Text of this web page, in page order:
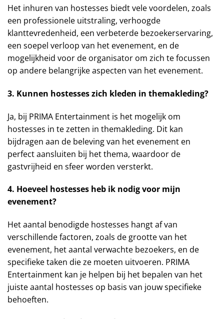
Het inhuren van hostesses biedt vele voordelen, zoals
een professionele uitstraling, verhoogde
klanttevredenheid, een verbeterde bezoekerservaring,
een soepel verloop van het evenement, en de
mogelijkheid voor de organisator om zich te focussen
op andere belangrijke aspecten van het evenement.
3. Kunnen hostesses zich kleden in themakleding?
Ja, bij PRIMA Entertainment is het mogelijk om
hostesses in te zetten in themakleding. Dit kan
bijdragen aan de beleving van het evenement en
perfect aansluiten bij het thema, waardoor de
gastvrijheid en sfeer worden versterkt.
4. Hoeveel hostesses heb ik nodig voor mijn
evenement?
Het aantal benodigde hostesses hangt af van
verschillende factoren, zoals de grootte van het
evenement, het aantal verwachte bezoekers, en de
specifieke taken die ze moeten uitvoeren. PRIMA
Entertainment kan je helpen bij het bepalen van het
juiste aantal hostesses op basis van jouw specifieke
behoeften.